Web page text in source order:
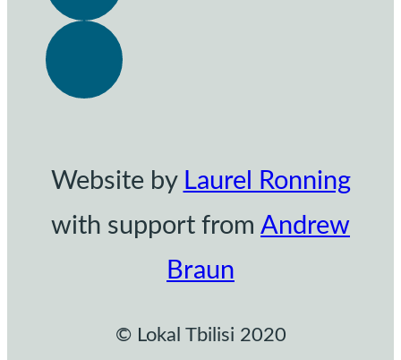
Website by Laurel Ronning
with support from Andrew
Braun
© Lokal Tbilisi 2020